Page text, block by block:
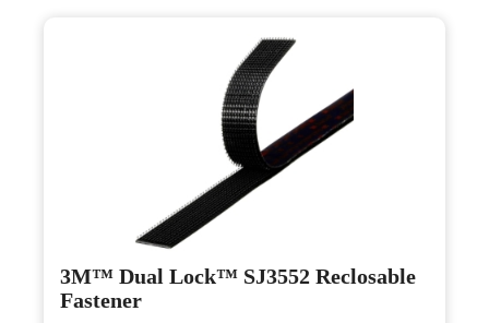
3M™ Dual Lock™ SJ3552 Reclosable
Fastener